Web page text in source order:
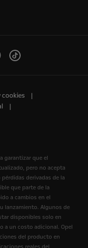
cookies
garantizar que el
pero no acepta
derivadas de la
que parte de la
a cambios en el
lanzamiento. Algunos de
disponibles solo en
a un costo adicional. Opel
del producto en